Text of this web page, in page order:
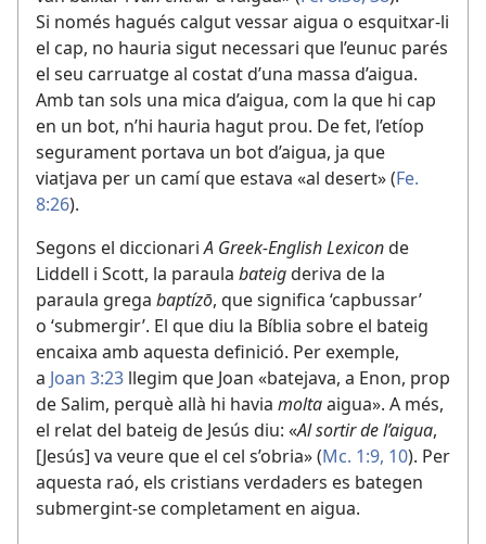
Si només hagués calgut vessar aigua o esquitxar-li
el cap, no hauria sigut necessari que l’eunuc parés
el seu carruatge al costat d’una massa d’aigua.
Amb tan sols una mica d’aigua, com la que hi cap
en un bot, n’hi hauria hagut prou. De fet, l’etíop
segurament portava un bot d’aigua, ja que
viatjava per un camí que estava «al desert» (Fe.
8:26).
Segons el diccionariA Greek-English Lexiconde
Liddell i Scott, la paraula bateigderiva de la
paraula grega baptízō, que significa ‘capbussar’
o ‘submergir’. El que diu la Bíblia sobre el bateig
encaixa amb aquesta definició. Per exemple,
a Joan 3:23 llegim que Joan «batejava, a Enon, prop
de Salim, perquè allà hi havia moltaaigua». A més,
el relat del bateig de Jesús diu: «Al sortir de l’aigua,
[Jesús] va veure que el cel s’obria» (Mc. 1:9, 10). Per
aquesta raó, els cristians verdaders es bategen
submergint-se completament en aigua.